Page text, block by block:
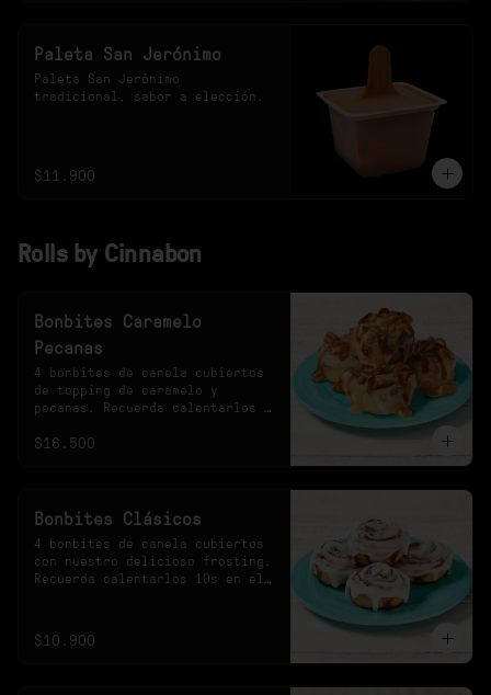
Paleta San Jerónimo
Paleta San Jerónimo
tradicional, sabor a elección.
$11.900
Rolls by Cinnabon
Bonbites Caramelo
Pecanas
4 bonbites de canela cubiertos
de topping de caramelo y
pecanas. Recuerda calentarlos
$16.500
Bonbites Clásicos
4 bonbites de canela cubiertos
con nuestro delicioso frosting.
Recuerda calentarlos 10s en el
$10.900